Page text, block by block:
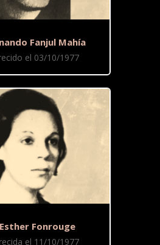
Fanjul Mahía
el 03/10/1977
Fonrouge
el 11/10/1977